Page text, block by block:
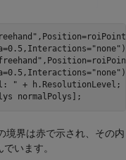
"none"
"none"
" + h.ResolutionLevel;
normalPolys];
境界は赤で示され、その内
います。